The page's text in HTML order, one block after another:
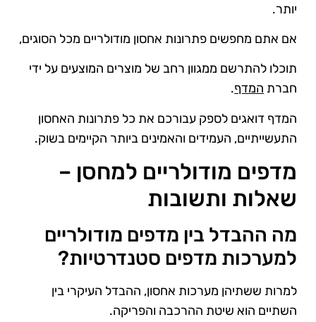
יותר.
אם אתם מחפשים פתרונות אחסון מודולריים מכל הסוגים,
תוכלו להתרשם ממגוון רחב של מוצרים המוצעים על ידי
חברת המדף.
המדף דואגים לספק עבורכם את כל פתרונות האחסון
התעשייתיים, העמידים והאמינים ביותר הקיימים בשוק.
מדפים מודולריים למחסן –
שאלות ותשובות
מה ההבדל בין מדפים מודולריים
למערכות מדפים סטנדרטיות?
למרות ששתיהן מערכות אחסון, ההבדל העיקרי בין
השתיים הוא שיטת ההרכבה והפריקה.